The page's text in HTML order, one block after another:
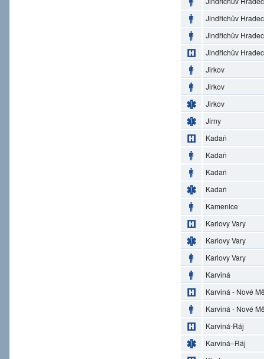
Jindřichův Hradec
Jindřichův Hradec
Jindřichův Hradec
Jirkov
Jirkov
Jirkov
Jirny
Kadaň
Kadaň
Kadaň
Kadaň
Kamenice
Karlovy Vary
Karlovy Vary
Karlovy Vary
Karviná
Karviná - Nové
Karviná - Nové
Karviná-Ráj
Karviná–Ráj